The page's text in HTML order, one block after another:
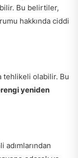
Bu belirtiler,
hakkında ciddi
tehlikeli olabilir. Bu
yeniden